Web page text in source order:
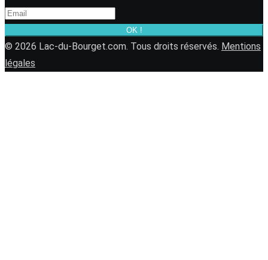
OK !
© 2026 Lac-du-Bourget.com. Tous droits réservés. Mentions
légales